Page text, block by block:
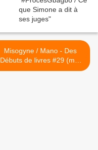
Misogyne / Mano - Des
Débuts de livres #29 (mai
2014) >